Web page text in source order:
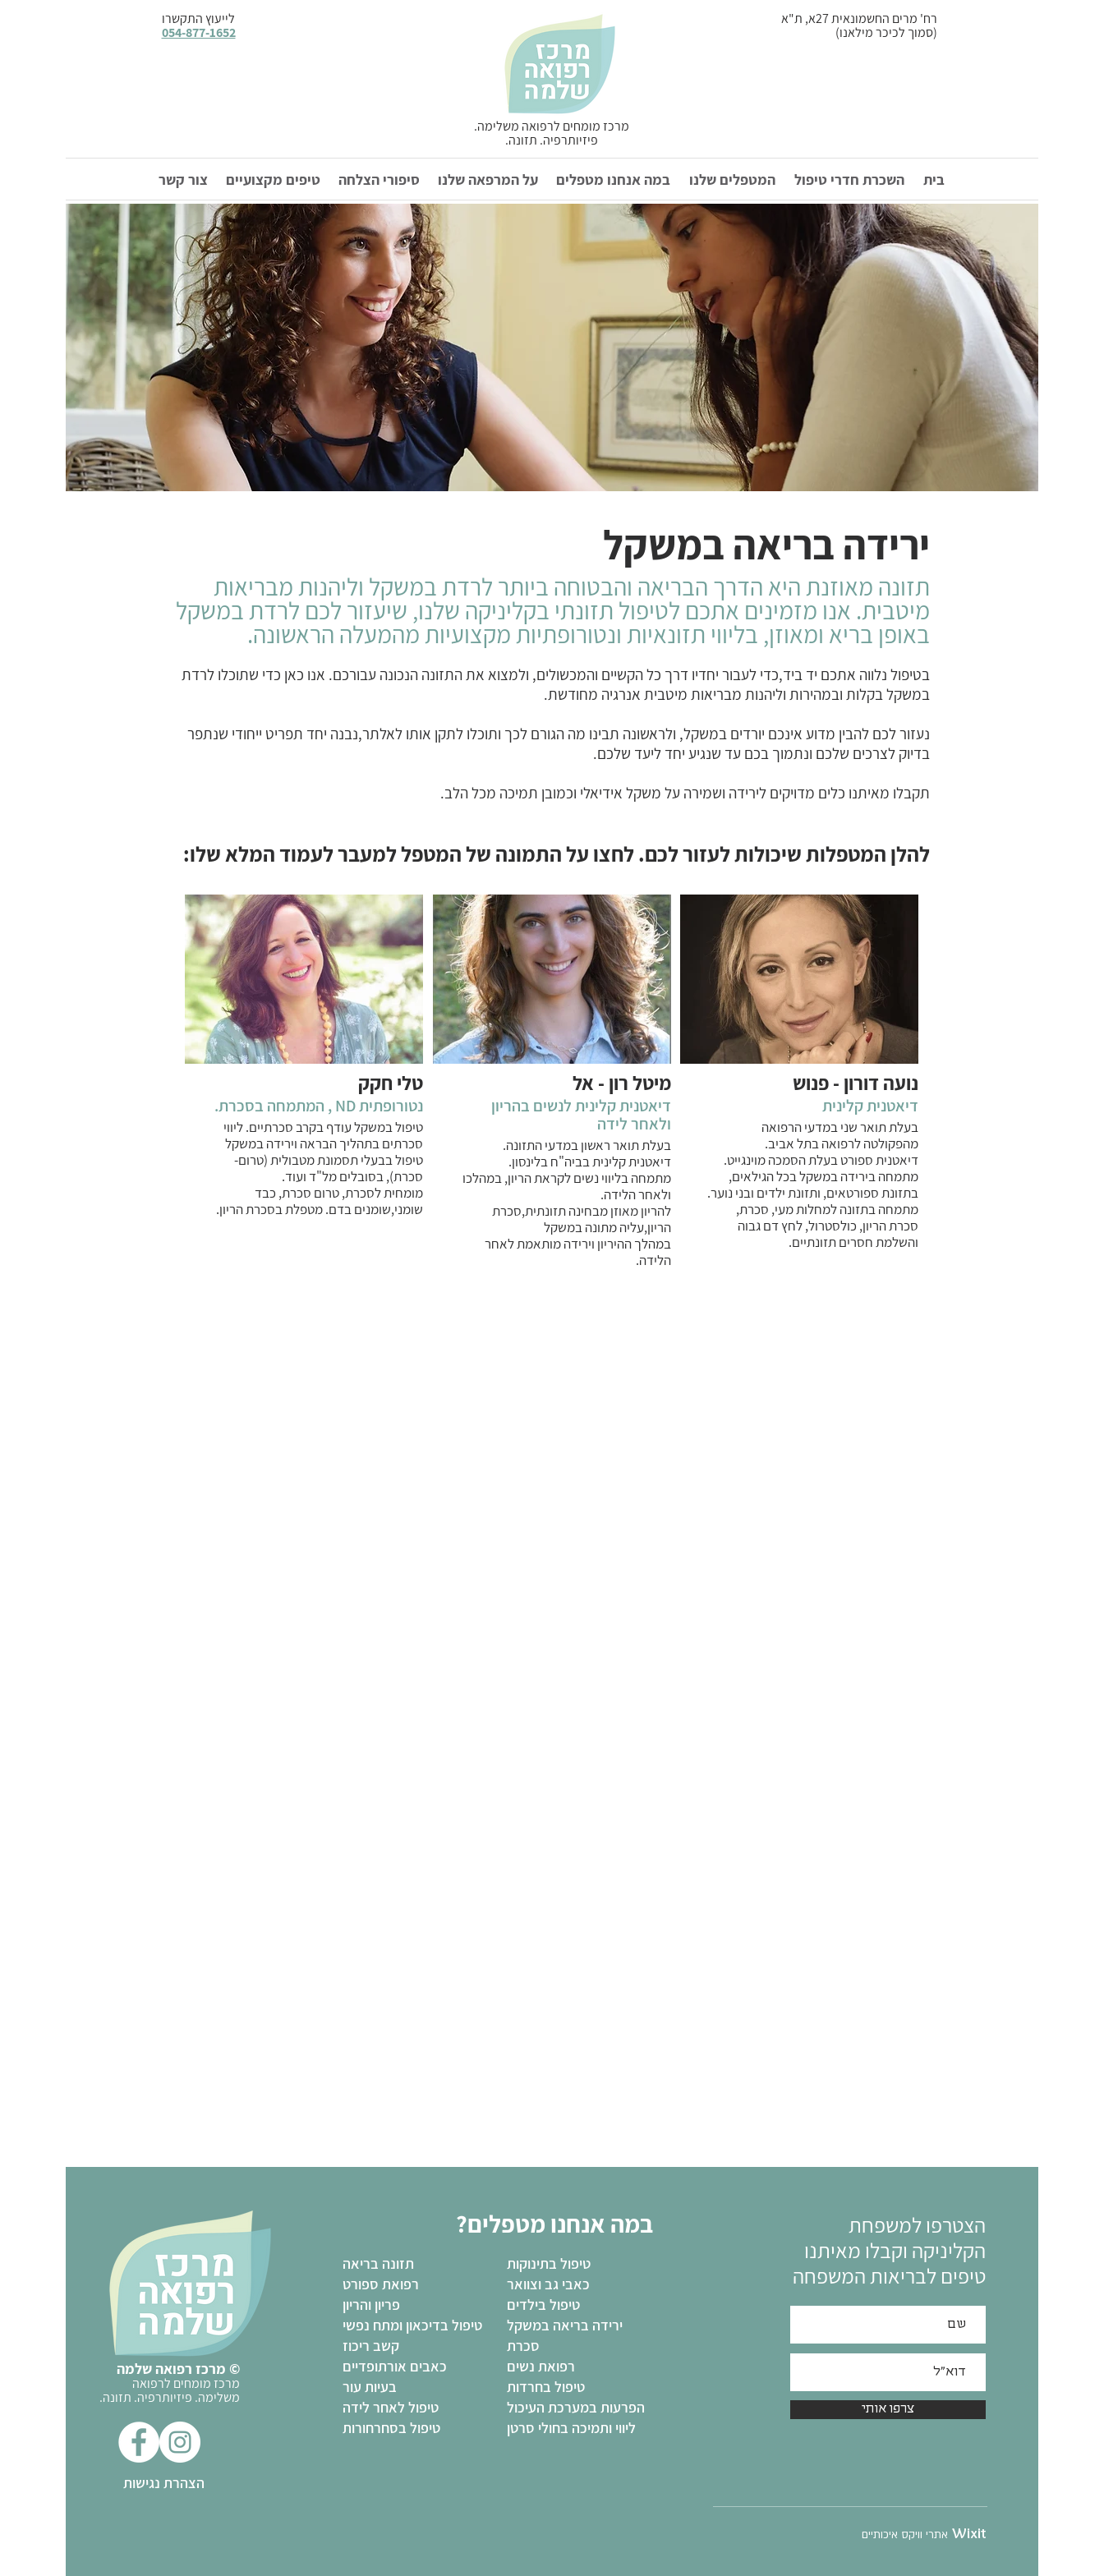
לייעוץ התקשרו
054-877-1652
רח' מרים החשמונאית 27א, ת"א
(סמוך לכיכר מילאנו)
מרכז מומחים לרפואה משלימה.
פיזיותרפיה. תזונה.
בית השכרת חדרי טיפול המטפלים שלנו במה אנחנו מטפלים על המרפאה שלנו סיפורי הצלחה טיפים מקצועיים צור קשר
ירידה בריאה במשקל
תזונה מאוזנת היא הדרך הבריאה והבטוחה ביותר לרדת במשקל וליהנות מבריאות
מיטבית. אנו מזמינים אתכם לטיפול תזונתי בקליניקה שלנו, שיעזור לכם לרדת במשקל
באופן בריא ומאוזן, בליווי תזונאיות ונטורופתיות מקצועיות מהמעלה הראשונה.
בטיפול נלווה אתכם יד ביד,כדי לעבור יחדיו דרך כל הקשיים והמכשולים, ולמצוא את התזונה הנכונה עבורכם. אנו כאן כדי שתוכלו לרדת
במשקל בקלות ובמהירות וליהנות מבריאות מיטבית אנרגיה מחודשת.
נעזור לכם להבין מדוע אינכם יורדים במשקל, ולראשונה תבינו מה הגורם לכך ותוכלו לתקן אותו לאלתר,נבנה יחד תפריט ייחודי שנתפר
בדיוק לצרכים שלכם ונתמוך בכם עד שנגיע יחד ליעד שלכם.
תקבלו מאיתנו כלים מדויקים לירידה ושמירה על משקל אידיאלי וכמובן תמיכה מכל הלב.
להלן המטפלות שיכולות לעזור לכם. לחצו על התמונה של המטפל למעבר לעמוד המלא שלו:
טלי חקק
נטורופתית ND , המתמחה בסכרת.
טיפול במשקל עודף בקרב סכרתיים. ליווי
סכרתים בתהליך הבראה וירידה במשקל
טיפול בבעלי תסמונת מטבולית (טרום-
סכרת), בסובלים מל"ד ועוד.
מומחית לסכרת, טרום סכרת, כבד
שומני,שומנים בדם. מטפלת בסכרת הריון.
מיטל רון - אל
דיאטנית קלינית לנשים בהריון
ולאחר לידה
בעלת תואר ראשון במדעי התזונה.
דיאטנית קלינית בביה"ח בלינסון.
מתמחה בליווי נשים לקראת הריון, במהלכו
ולאחר הלידה.
להריון מאוזן מבחינה תזונתית,סכרת
הריון,עליה מתונה במשקל
במהלך ההיריון וירידה מותאמת לאחר
הלידה.
נועה דורון - פנוש
דיאטנית קלינית
בעלת תואר שני במדעי הרפואה
מהפקולטה לרפואה בתל אביב.
דיאטנית ספורט בעלת הסמכה מוינגייט.
מתמחה בירידה במשקל בכל הגילאים,
בתזונת ספורטאים, ותזונת ילדים ובני נוער.
מתמחה בתזונה למחלות מעי, סכרת,
סכרת הריון, כולסטרול, לחץ דם גבוה
והשלמת חסרים תזונתיים.
© מרכז רפואה שלמה
מרכז מומחים לרפואה
משלימה. פיזיותרפיה. תזונה.
הצהרת נגישות
במה אנחנו מטפלים?
טיפול בתינוקות
כאבי גב וצוואר
טיפול בילדים
ירידה בריאה במשקל
סכרת
רפואת נשים
טיפול בחרדות
הפרעות במערכת העיכול
ליווי ותמיכה בחולי סרטן
תזונה בריאה
רפואת ספורט
פריון והריון
טיפול בדיכאון ומתח נפשי
קשב ריכוז
כאבים אורתופדיים
בעיות עור
טיפול לאחר לידה
טיפול בסחרחורות
הצטרפו למשפחת
הקליניקה וקבלו מאיתנו
טיפים לבריאות המשפחה
צרפו אותי
Wixit אתרי וויקס איכותיים